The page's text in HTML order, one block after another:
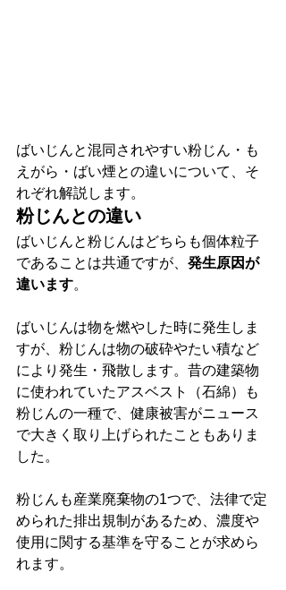
ばいじんと混同されやすい粉じん・も
えがら・ばい煙との違いについて、そ
れぞれ解説します。
粉じんとの違い
ばいじんと粉じんはどちらも個体粒子
であることは共通ですが、 発生原因が
違います。
ばいじんは物を燃やした時に発生しま
すが、粉じんは物の破砕やたい積など
により発生・飛散します。昔の建築物
に使われていたアスベスト（石綿）も
粉じんの一種で、健康被害がニュース
で大きく取り上げられたこともありま
した。
粉じんも産業廃棄物の1つで、法律で定
められた排出規制があるため、濃度や
使用に関する基準を守ることが求めら
れます。